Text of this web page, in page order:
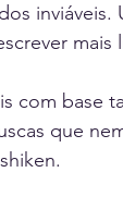
com base
que